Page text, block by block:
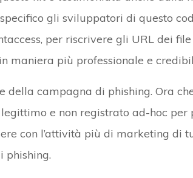
gli sviluppatori di questo
per riscrivere gli URL dei
maniera più professionale e
della campagna di phishing. Ora
e non registrato ad-hoc
con l’attività più di marketing di
phishing.